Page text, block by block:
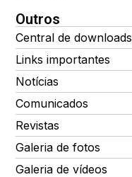
Outros
Central de downloads
Links importantes
Notícias
Comunicados
Revistas
Galeria de fotos
Galeria de vídeos